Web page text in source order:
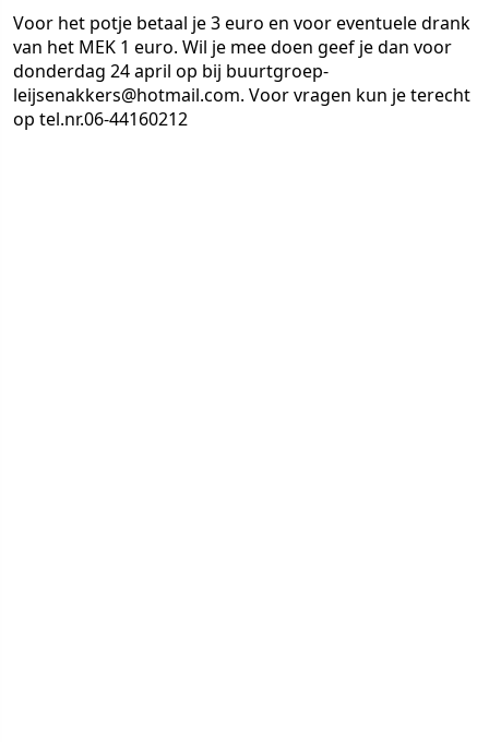
Voor het potje betaal je 3 euro en voor eventuele drank
van het MEK 1 euro. Wil je mee doen geef je dan voor
donderdag 24 april op bij buurtgroep-
leijsenakkers@hotmail.com. Voor vragen kun je terecht
op tel.nr.06-44160212